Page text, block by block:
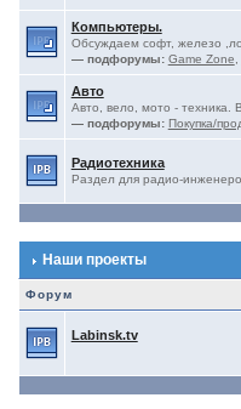
Компьютеры.
Обсуждаем софт, железо
— подфорумы: Game Zone
Авто
Авто, вело, мото - техника.
— подфорумы: Покупка/
Радиотехника
Раздел для радио-
Наши проекты
Форум
Labinsk.tv